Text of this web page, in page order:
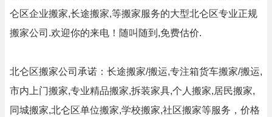
仑区企业搬家,长途搬家,等搬家服务的大型北仑区专业正规
搬家公司.欢迎你的来电！随叫随到,免费估价.
北仑区搬家公司承诺：长途搬家/搬运,专注箱货车搬家/搬运,
市内上门搬家,专业精品搬家,拆装家具,个人搬家,居民搬家,
同城搬家,北仑区单位搬家,学校搬家,社区搬家等服务，价格